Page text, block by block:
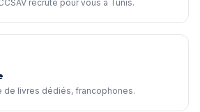
recrute pour vous à Tunis.
de livres dédiés, francophones.